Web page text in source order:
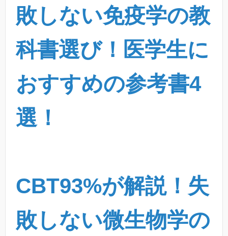
敗しない免疫学の教
科書選び！医学生に
おすすめの参考書4
選！
CBT93%が解説！失
敗しない微生物学の